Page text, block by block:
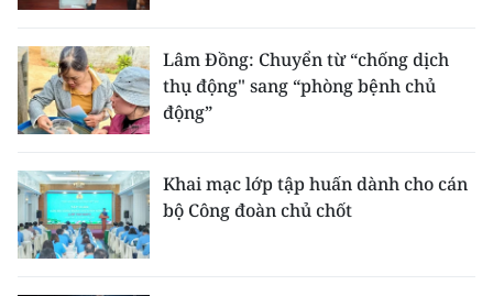
Lâm Đồng: Chuyển từ “chống dịch
thụ động" sang “phòng bệnh chủ
động”
Khai mạc lớp tập huấn dành cho cán
bộ Công đoàn chủ chốt